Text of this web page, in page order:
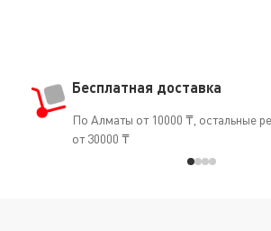
Бесплатная доставка
По Алматы от 10000 ₸, остальные
от 30000 ₸